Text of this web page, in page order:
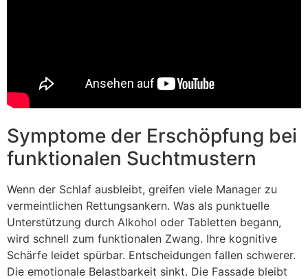
Symptome der Erschöpfung bei
funktionalen Suchtmustern
Wenn der Schlaf ausbleibt, greifen viele Manager zu
vermeintlichen Rettungsankern. Was als punktuelle
Unterstützung durch Alkohol oder Tabletten begann,
wird schnell zum funktionalen Zwang. Ihre kognitive
Schärfe leidet spürbar. Entscheidungen fallen schwerer.
Die emotionale Belastbarkeit sinkt. Die Fassade bleibt